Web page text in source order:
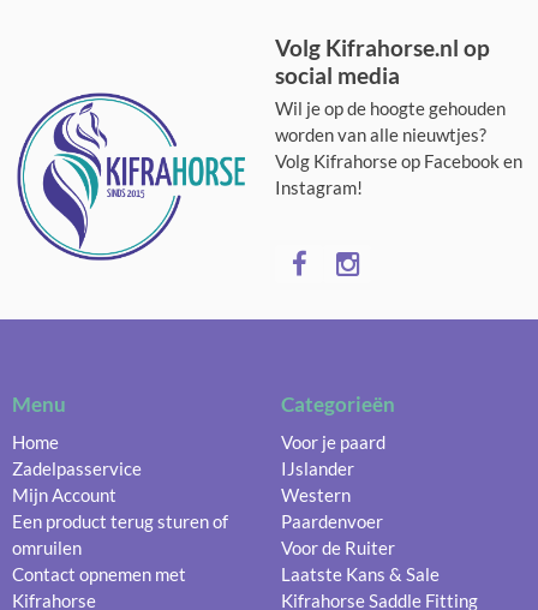
Volg Kifrahorse.nl op
social media
Wil je op de hoogte gehouden
worden van alle nieuwtjes?
Volg Kifrahorse op Facebook en
Instagram!
Categorieën
Voor je paard
IJslander
Western
Paardenvoer
Voor de Ruiter
Laatste Kans & Sale
Kifrahorse Saddle Fitting
Menu
Home
Zadelpasservice
Mijn Account
Een product terug sturen of
omruilen
Contact opnemen met
Kifrahorse